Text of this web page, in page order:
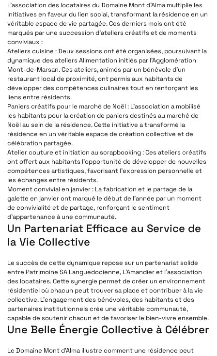
L’association des locataires du Domaine Mont d’Alma multiplie les
initiatives en faveur du lien social, transformant la résidence en un
véritable espace de vie partagée. Ces derniers mois ont été
marqués par une succession d’ateliers créatifs et de moments
conviviaux :
Ateliers cuisine : Deux sessions ont été organisées, poursuivant la
dynamique des ateliers Alimentation initiés par l’Agglomération
Mont-de-Marsan. Ces ateliers, animés par un bénévole d’un
restaurant local de proximité, ont permis aux habitants de
développer des compétences culinaires tout en renforçant les
liens entre résidents.
Paniers créatifs pour le marché de Noël: L’association a mobilisé
les habitants pour la création de paniers destinés au marché de
Noël au sein de la résidence. Cette initiative a transformé la
résidence en un véritable espace de création collective et de
célébration partagée.
Atelier couture et initiation au scrapbooking: Ces ateliers créatifs
ont offert aux habitants l’opportunité de développer de nouvelles
compétences artistiques, favorisant l’expression personnelle et
les échanges entre résidents.
Moment convivial en janvier: La fabrication et le partage de la
galette en janvier ont marqué le début de l’année par un moment
de convivialité et de partage, renforçant le sentiment
d’appartenance à une communauté.
Un Partenariat Efficace au Service de
la Vie Collective
Le succès de cette dynamique repose sur un partenariat solide
entre Patrimoine SA Languedocienne, L’Amandier et l’association
des locataires. Cette synergie permet de créer un environnement
résidentiel où chacun peut trouver sa place et contribuer à la vie
collective. L’engagement des bénévoles, des habitants et des
partenaires institutionnels crée une véritable communauté,
capable de soutenir chacun et de favoriser le bien-vivre ensemble.
Une Belle Énergie Collective à Célébrer
Le Domaine Mont d’Alma illustre comment une résidence peut